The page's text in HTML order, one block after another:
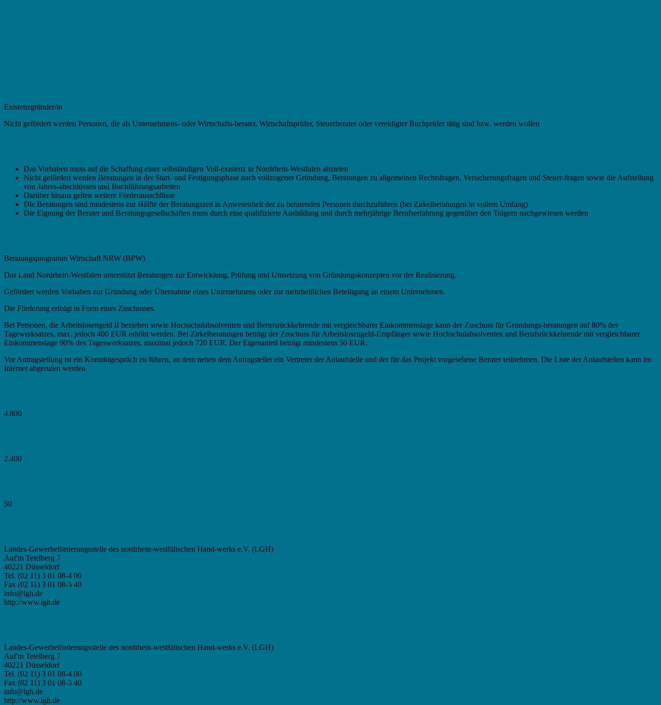
Existenzgründer/in
Nicht gefördert werden Personen, die als Unternehmens- oder Wirtschafts-berater, Wirtschaftsprüfer, Steuerberater oder vereidigter Buchprüfer tätig sind bzw. werden wollen
Das Vorhaben muss auf die Schaffung einer selbständigen Voll-existenz in Nordrhein-Westfalen abzielen
Nicht gefördert werden Beratungen in der Start- und Festigungsphase nach vollzogener Gründung, Beratungen zu allgemeinen Rechtsfragen, Versicherungsfragen und Steuer-fragen sowie die Aufstellung
von Jahres-abschlüssen und Buchführungsarbeiten
Darüber hinaus gelten weitere Förderausschlüsse
Die Beratungen sind mindestens zur Hälfte der Beratungszeit in Anwesenheit der zu beratenden Personen durchzuführen (bei Zirkelberatungen in vollem Umfang)
Die Eignung der Berater und Beratungsgesellschaften muss durch eine qualifizierte Ausbildung und durch mehrjährige Berufserfahrung gegenüber den Trägern nachgewiesen werden
Beratungsprogramm Wirtschaft NRW (BPW)
Das Land Nordrhein-Westfalen unterstützt Beratungen zur Entwicklung, Prüfung und Umsetzung von Gründungskonzepten vor der Realisierung.
Gefördert werden Vorhaben zur Gründung oder Übernahme eines Unternehmens oder zur mehrheitlichen Beteiligung an einem Unternehmen.
Die Förderung erfolgt in Form eines Zuschusses.
Bei Personen, die Arbeitslosengeld II beziehen sowie Hochschulabsolventen und Berufsrückkehrende mit vergleichbarer Einkommenslage kann der Zuschuss für Gründungs-beratungen auf 80% des
Tagewerksatzes, max. jedoch 400 EUR erhöht werden. Bei Zirkelberatungen beträgt der Zuschuss für Arbeitslosengeld-Empfänger sowie Hochschulabsolventen und Berufsrückkehrende mit vergleichbarer
Einkommenslage 90% des Tageswerksatzes, maximal jedoch 720 EUR. Der Eigenanteil beträgt mindestens 50 EUR.
Vor Antragstellung ist ein Kontaktgespräch zu führen, an dem neben dem Antragsteller ein Vertreter der Anlaufstelle und der für das Projekt vorgesehene Berater teilnehmen. Die Liste der Anlaufstellen kann im
Internet abgerufen werden
4.800
2.400
50
Landes-Gewerbeförderungsstelle des nordrhein-westfälischen Hand-werks e.V. (LGH)
Auf'm Tetelberg 7
40221 Düsseldorf
Tel. (02 11) 3 01 08-4 00
Fax (02 11) 3 01 08-5 40
info@lgh.de
http://www.lgh.de
Landes-Gewerbeförderungsstelle des nordrhein-westfälischen Hand-werks e.V. (LGH)
Auf'm Tetelberg 7
40221 Düsseldorf
Tel. (02 11) 3 01 08-4 00
Fax (02 11) 3 01 08-5 40
info@lgh.de
http://www.lgh.de